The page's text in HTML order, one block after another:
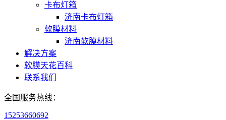
卡布灯箱
济南卡布灯箱
软膜材料
济南软膜材料
解决方案
软膜天花百科
联系我们
全国服务热线：
15253660692